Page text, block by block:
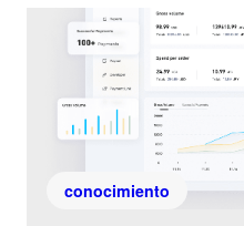
conocimiento